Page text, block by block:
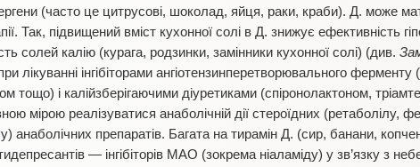
(часто це цитрусові, шоколад, яйця, раки, краби). Д. може
Так, підвищений вміст кухонної солі в Д. знижує ефективність
солей калію (курага, родзинки, замінники кухонної солі) (див.
при лікуванні інгібіторами ангіотензинперетворювального
тощо) і калійзберігаючими діуретиками (спіронолактоном,
мірою реалізуватися анаболічній дії стероїдних (ретаболілу,
анаболічних препаратів. Багата на тирамін Д. (сир, банани,
— інгібіторів МАО (зокрема ніаламіду) у зв’язку з